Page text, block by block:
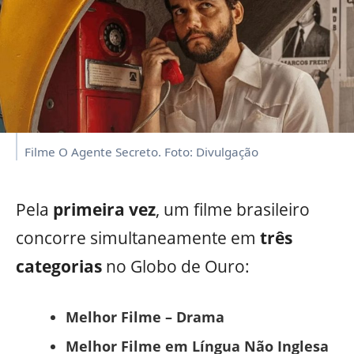
Filme O Agente Secreto. Foto: Divulgação
Pela primeira vez, um filme brasileiro
concorre simultaneamente em três
categorias no Globo de Ouro:
Melhor Filme – Drama
Melhor Filme em Língua Não Inglesa